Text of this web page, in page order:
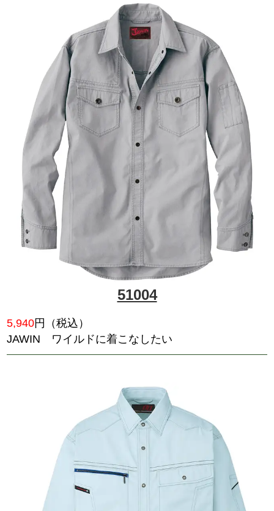
5,885円（税込）
カジュアルとハードさを融合さ